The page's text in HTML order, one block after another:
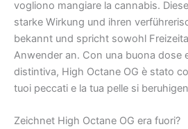
vogliono mangiare la cannabis.
starke Wirkung und ihren
bekannt und spricht sowohl
Anwender an. Con una buona dose
distintiva, High Octane OG è stato
tuoi peccati e la tua pelle si
Zeichnet High Octane OG era fuori?